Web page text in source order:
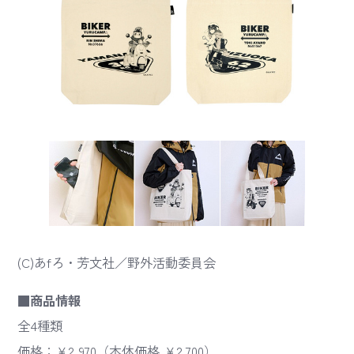
(C)あfろ・芳文社／野外活動委員会
■商品情報
全4種類